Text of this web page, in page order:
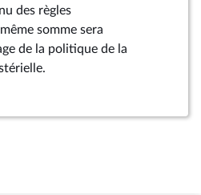
des règles
somme sera
de la politique de la